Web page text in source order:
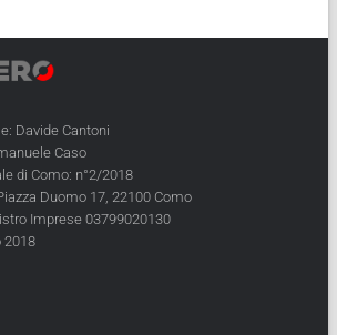
Davide Cantoni
Caso
di Como: n°2/2018
Duomo 17, 22100 Como
Imprese 03799020130
2018